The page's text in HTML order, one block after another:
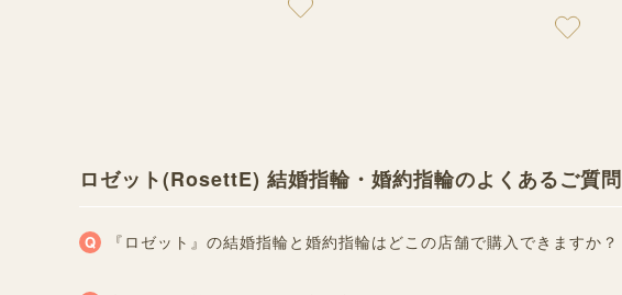
ロゼット(RosettE) 結婚指輪・婚約指輪のよくあるご質問
『ロゼット』の結婚指輪と婚約指輪はどこの店舗で購入できますか？